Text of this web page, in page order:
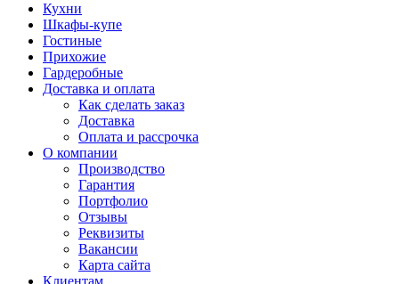
Кухни
Шкафы-купе
Гостиные
Прихожие
Гардеробные
Доставка и оплата
Как сделать заказ
Доставка
Оплата и рассрочка
О компании
Производство
Гарантия
Портфолио
Отзывы
Реквизиты
Вакансии
Карта сайта
Клиентам